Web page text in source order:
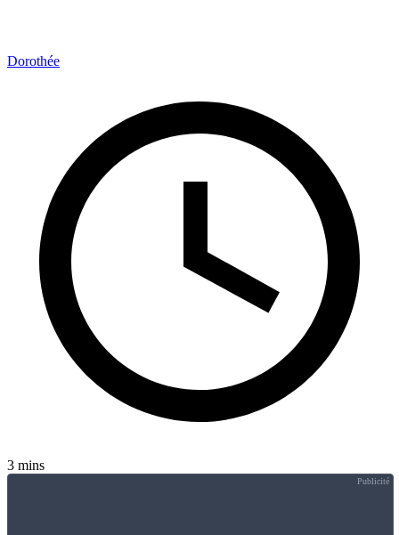
Dorothée
3 mins